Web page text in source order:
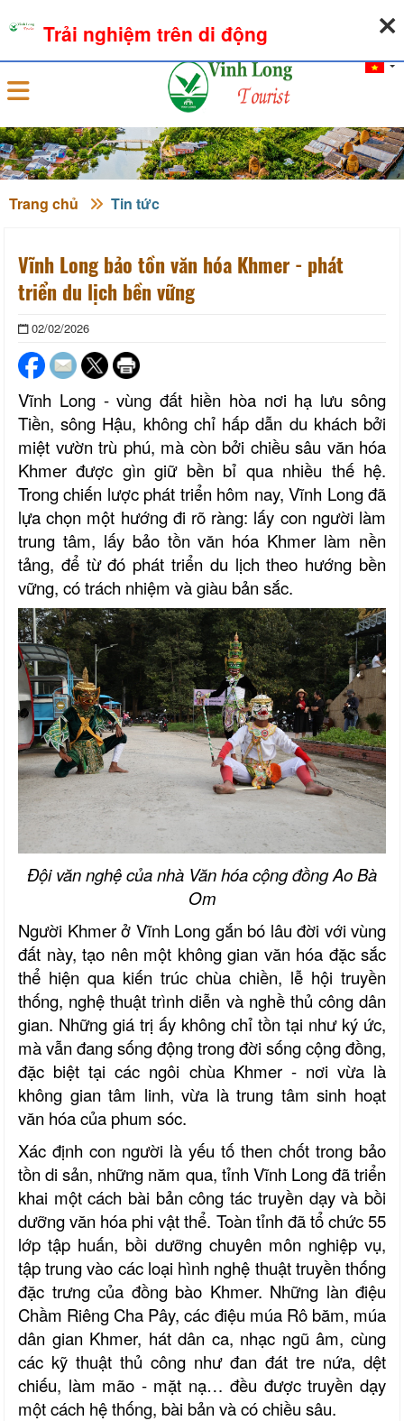
Đăng nhập
Trang chủ Tin tức
Vĩnh Long bảo tồn văn hóa Khmer - phát
triển du lịch bền vững
02/02/2026
Vĩnh Long -vùng đất hiền hòa nơi hạ lưu sông
Tiền, sông Hậu, không chỉ hấp dẫn du khách bởi
miệt vườn trù phú, mà còn bởi chiều sâu văn hóa
Khmer được gìn giữ bền bỉ qua nhiều thế hệ.
Trong chiến lược phát triển hôm nay, Vĩnh Long đã
lựa chọn một hướng đi rõ ràng: lấy con người làm
trung tâm, lấy bảo tồn văn hóa Khmer làm nền
tảng, để từ đó phát triển du lịch theo hướng bền
vững, có trách nhiệm và giàu bản sắc.
Đội văn nghệ của nhà Văn hóa cộng đồng Ao Bà
Om
Người Khmer ở Vĩnh Long gắn bó lâu đời với vùng
đất này, tạo nên một không gian văn hóa đặc sắc
thể hiện qua kiến trúc chùa chiền, lễ hội truyền
thống, nghệ thuật trình diễn và nghề thủ công dân
gian. Những giá trị ấy không chỉ tồn tại như ký ức,
mà vẫn đang sống động trong đời sống cộng đồng,
đặc biệt tại các ngôi chùa Khmer -nơi vừa là
không gian tâm linh, vừa là trung tâm sinh hoạt
văn hóa của phum sóc.
Xác định con người là yếu tố then chốt trong bảo
tồn di sản, những năm qua, tỉnh Vĩnh Long đã triển
khai một cách bài bản công tác truyền dạy và bồi
dưỡng văn hóa phi vật thể. Toàn tỉnh đã tổ chức 55
lớp tập huấn, bồi dưỡng chuyên môn nghiệp vụ,
tập trung vào các loại hình nghệ thuật truyền thống
đặc trưng của đồng bào Khmer. Những làn điệu
Chầm Riêng Cha Pây, các điệu múa Rô băm, múa
dân gian Khmer, hát dân ca, nhạc ngũ âm, cùng
các kỹ thuật thủ công như đan đát tre nứa, dệt
chiếu, làm mão -mặt nạ… đều được truyền dạy
một cách hệ thống, bài bản và có chiều sâu.
Trải nghiệm trên di động